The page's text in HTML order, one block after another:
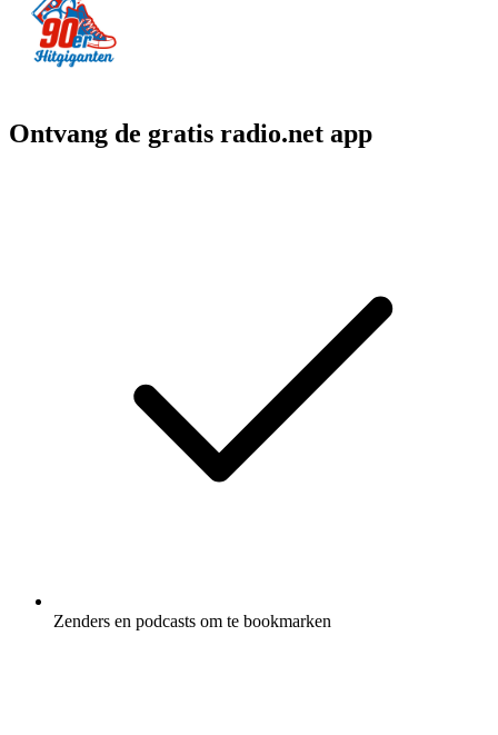
Ontvang de gratis radio.net app
Zenders en podcasts om te bookmarken